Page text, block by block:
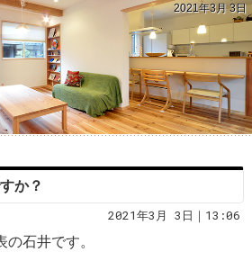
2021年3月 3日
か？
2021年3月 3日｜13:06
石井です。